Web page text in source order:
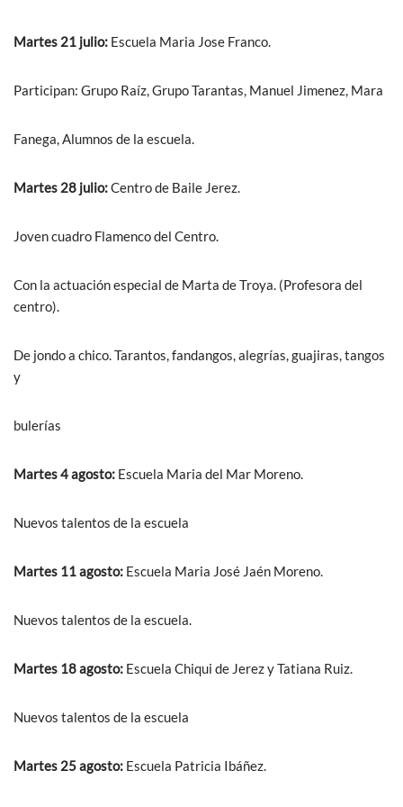
Martes 21 julio: Escuela Maria Jose Franco.
Participan: Grupo Raíz, Grupo Tarantas, Manuel Jimenez, Mara
Fanega, Alumnos de la escuela.
Martes 28 julio:Centro de Baile Jerez.
Joven cuadro Flamenco del Centro.
Con la actuación especial de Marta de Troya. (Profesora del
centro).
De jondo a chico. Tarantos, fandangos, alegrías, guajiras, tangos
y
bulerías
Martes 4 agosto: Escuela Maria del Mar Moreno.
Nuevos talentos de la escuela
Martes 11 agosto: Escuela Maria José Jaén Moreno.
Nuevos talentos de la escuela.
Martes 18 agosto: Escuela Chiqui de Jerez y Tatiana Ruiz.
Nuevos talentos de la escuela
Martes 25 agosto: Escuela Patricia Ibáñez.